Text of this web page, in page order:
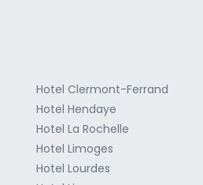
Hotel Clermont-Ferrand
Hotel Hendaye
Hotel La Rochelle
Hotel Limoges
Hotel Lourdes